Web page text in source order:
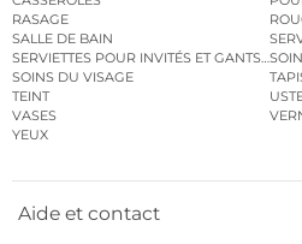
RASAGE
SALLE DE BAIN
SERVIETTES POUR INVITÉS ET GANTS DE
SOINS DU VISAGE
TEINT
VASES
YEUX
Aide et contact